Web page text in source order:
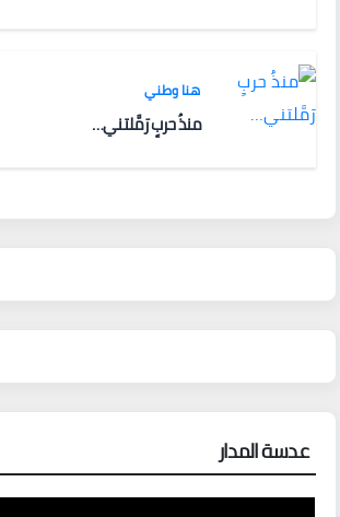
هنا وطني
منذُ حربٍ رَمَّلتني…
عدسة المدار